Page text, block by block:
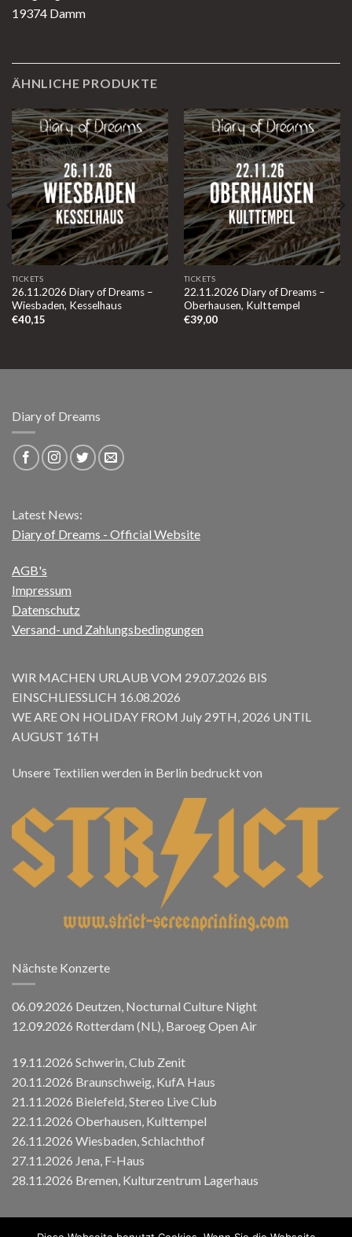
19374 Damm
ÄHNLICHE PRODUKTE
TICKETS
26.11.2026 Diary of Dreams –
Wiesbaden, Kesselhaus
€40,15
TICKETS
22.11.2026 Diary of Dreams –
Oberhausen, Kulttempel
€39,00
Diary of Dreams
Latest News:
Diary of Dreams - Official Website
AGB's
Impressum
Datenschutz
Versand- und Zahlungsbedingungen
WIR MACHEN URLAUB VOM 29.07.2026 BIS
EINSCHLIESSLICH 16.08.2026
WE ARE ON HOLIDAY FROM July 29TH, 2026 UNTIL
AUGUST 16TH
Unsere Textilien werden in Berlin bedruckt von
Nächste Konzerte
06.09.2026 Deutzen, Nocturnal Culture Night
12.09.2026 Rotterdam (NL), Baroeg Open Air
19.11.2026 Schwerin, Club Zenit
20.11.2026 Braunschweig, KufA Haus
21.11.2026 Bielefeld, Stereo Live Club
22.11.2026 Oberhausen, Kulttempel
26.11.2026 Wiesbaden, Schlachthof
27.11.2026 Jena, F-Haus
28.11.2026 Bremen, Kulturzentrum Lagerhaus